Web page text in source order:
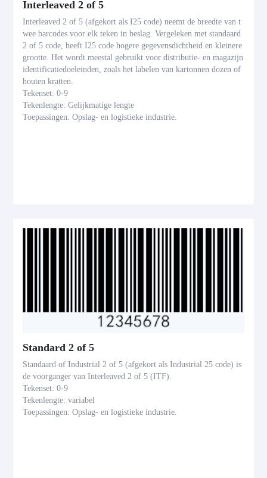
Interleaved 2 of 5
Interleaved 2 of 5 (afgekort als I25 code) neemt de breedte van t
wee barcodes voor elk teken in beslag. Vergeleken met standaard
2 of 5 code, heeft I25 code hogere gegevensdichtheid en kleinere
grootte. Het wordt meestal gebruikt voor distributie- en magazijn
identificatiedoeleinden, zoals het labelen van kartonnen dozen of
houten kratten.
Tekenset: 0-9
Tekenlengte: Gelijkmatige lengte
Toepassingen: Opslag- en logistieke industrie.
Standard 2 of 5
Standaard of Industrial 2 of 5 (afgekort als Industrial 25 code) is
de voorganger van Interleaved 2 of 5 (ITF).
Tekenset: 0-9
Tekenlengte: variabel
Toepassingen: Opslag- en logistieke industrie.